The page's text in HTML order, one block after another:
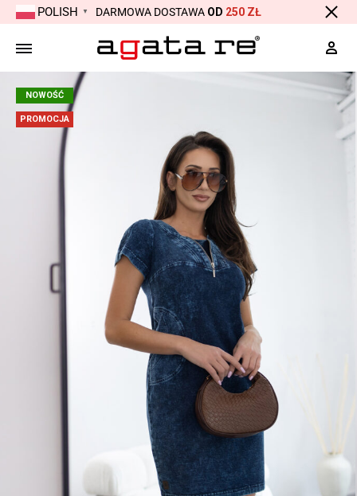
POLISH ▼ DARMOWA DOSTAWA OD 250 ZŁ
NOWOŚĆ
PROMOCJA